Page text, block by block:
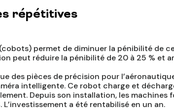
répétitives
permet de diminuer la pénibilité de
peut réduire la pénibilité de 20 à 25 % et
des pièces de précision pour
intelligente. Ce robot charge et
Depuis son installation, les
a été rentabilisé en un an.